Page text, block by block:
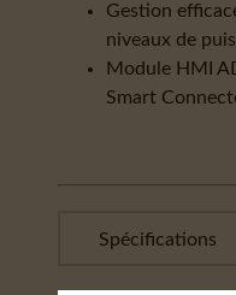
Gestion
niveaux de
Module HMI
Smart